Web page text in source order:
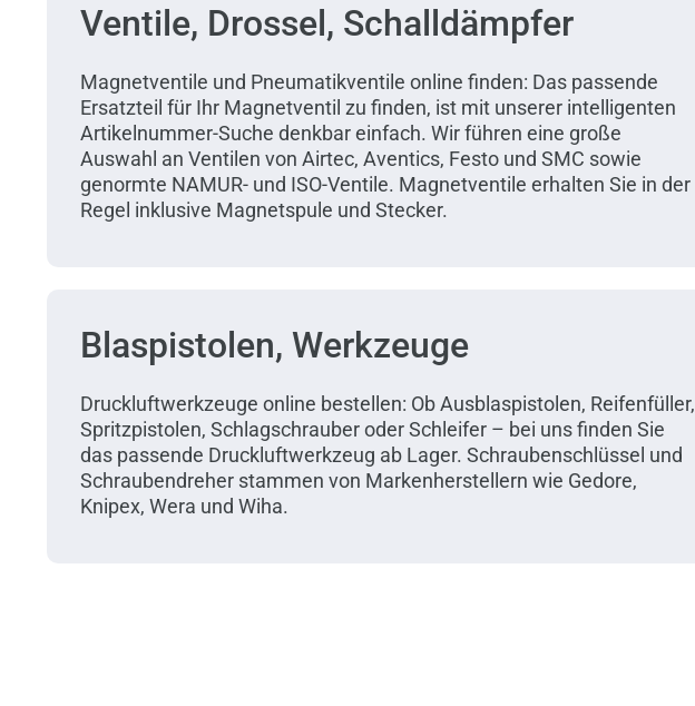
Ventile, Drossel, Schalldämpfer
Magnetventile und Pneumatikventile online finden: Das passende
Ersatzteil für Ihr Magnetventil zu finden, ist mit unserer intelligenten
Artikelnummer-Suche denkbar einfach. Wir führen eine große
Auswahl an Ventilen von Airtec, Aventics, Festo und SMC sowie
genormte NAMUR- und ISO-Ventile. Magnetventile erhalten Sie in der
Regel inklusive Magnetspule und Stecker.
Blaspistolen, Werkzeuge
Druckluftwerkzeuge online bestellen: Ob Ausblaspistolen, Reifenfüller,
Spritzpistolen, Schlagschrauber oder Schleifer – bei uns finden Sie
das passende Druckluftwerkzeug ab Lager. Schraubenschlüssel und
Schraubendreher stammen von Markenherstellern wie Gedore,
Knipex, Wera und Wiha.